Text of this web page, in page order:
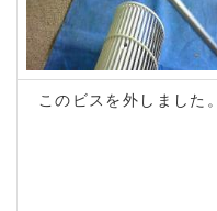
このビスを外しました。